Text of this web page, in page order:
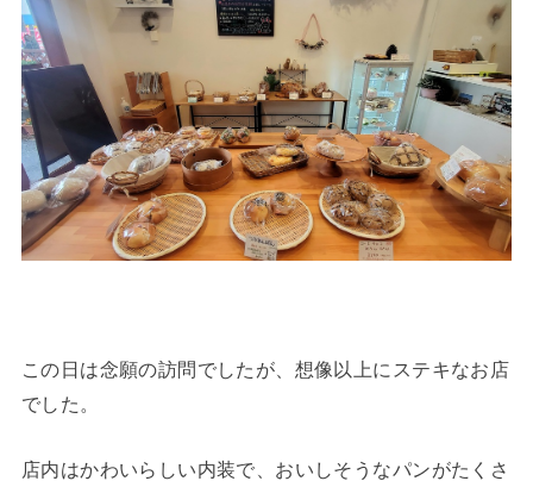
この日は念願の訪問でしたが、想像以上にステキなお店
でした。
店内はかわいらしい内装で、おいしそうなパンがたくさ